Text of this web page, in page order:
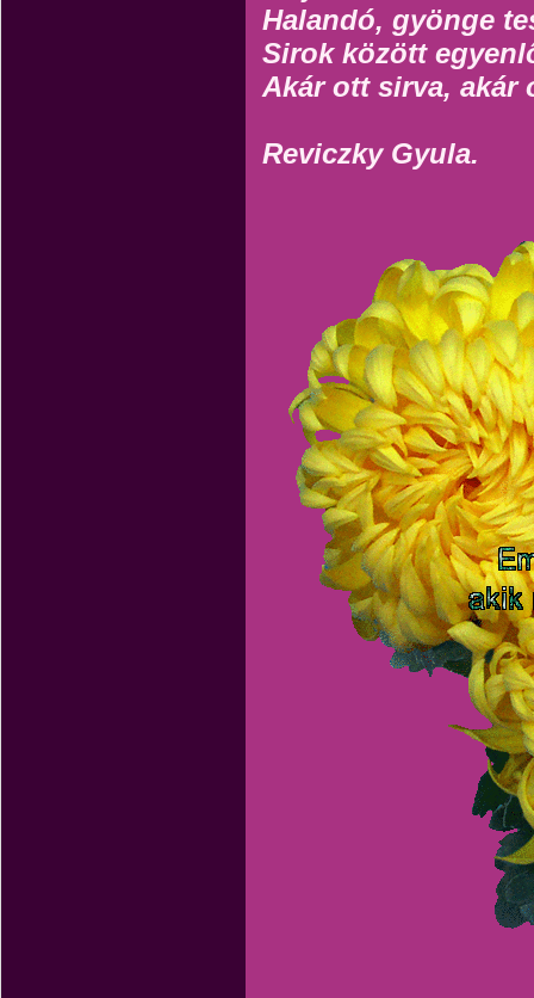
Halandó, gyönge
Sirok között
Akár ott sirva, akár
Reviczky Gyula.